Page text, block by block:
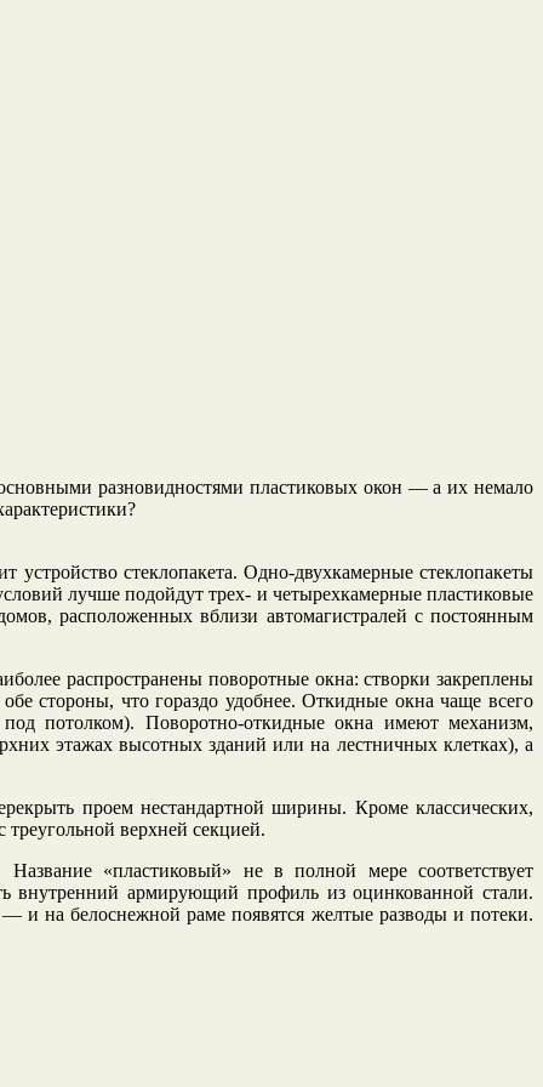
разновидностями пластиковых окон — а их немало
стеклопакета. Одно-двухкамерные стеклопакеты
лучше подойдут трех- и четырехкамерные пластиковые
расположенных вблизи автомагистралей с постоянным
распространены поворотные окна: створки закреплены
стороны, что гораздо удобнее. Откидные окна чаще всего
потолком). Поворотно-откидные окна имеют механизм,
этажах высотных зданий или на лестничных клетках), а
проем нестандартной ширины. Кроме классических,
верхней секцией.
«пластиковый» не в полной мере соответствует
внутренний армирующий профиль из оцинкованной стали.
и на белоснежной раме появятся желтые разводы и потеки.